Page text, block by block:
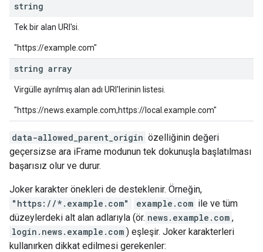
string
Tek bir alan URI'si.
"https://example.com"
string array
Virgülle ayrılmış alan adı URI'lerinin listesi.
"https://news.example.com,https://local.example.com"
data-allowed_parent_origin özelliğinin değeri
geçersizse ara iFrame modunun tek dokunuşla başlatılması
başarısız olur ve durur.
Joker karakter önekleri de desteklenir. Örneğin,
"https://*.example.com"
example.com ile ve tüm
düzeylerdeki alt alan adlarıyla (ör. news.example.com ,
login.news.example.com ) eşleşir. Joker karakterleri
kullanırken dikkat edilmesi gerekenler: